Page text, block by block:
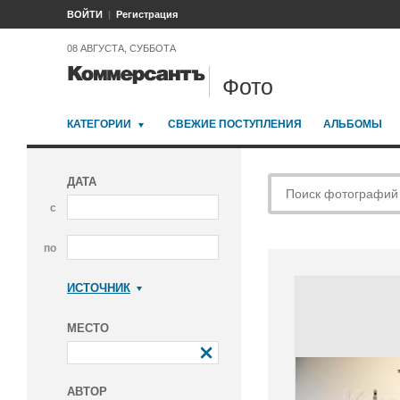
ВОЙТИ Регистрация
08 АВГУСТА, СУББОТА
Фото
КАТЕГОРИИ СВЕЖИЕ ПОСТУПЛЕНИЯ АЛЬБОМЫ
ДАТА
с
по
ИСТОЧНИК
МЕСТО
АВТОР